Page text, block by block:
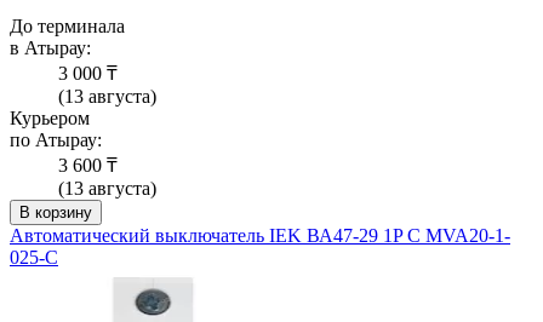
До терминала
в Атырау:
3 000 ₸
(13 августа)
Курьером
по Атырау:
3 600 ₸
(13 августа)
В корзину
Автоматический выключатель IEK ВА47-29 1P C MVA20-1-
025-C